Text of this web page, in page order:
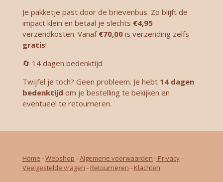
Je pakketje past door de brievenbus. Zo blijft de
impact klein en betaal je slechts €4,95
verzendkosten. Vanaf €70,00is verzending zelfs
gratis!
🔄 14 dagen bedenktijd
Twijfel je toch? Geen probleem. Je hebt 14 dagen
bedenktijd om je bestelling te bekijken en
eventueel te retourneren.
Home -Webshop -Algemene voorwaarden -Privacy-
Veelgestelde vragen - Retourneren - Klachten